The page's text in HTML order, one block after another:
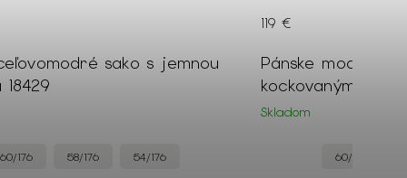
sako s jemnou
60/176 58/176 54/176
Pánske modré
kockovaným
Skladom
119 €
60/182